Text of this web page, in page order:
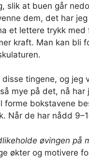
slik at buen går
dem, det har
et lettere trykk
kraft. Man kan bli
tingene, og
mye på det, nå
forme bokstavene
Når de har nådd
øvingen på
økter og motivere